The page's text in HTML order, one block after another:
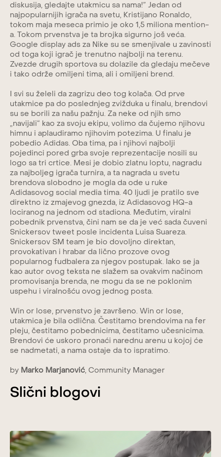
diskusija, gledajte utakmicu sa nama!” Jedan od
najpopularnijih igrača na svetu, Kristijano Ronaldo,
tokom maja meseca primio je oko 1,5 miliona mention-
a. Tokom prvenstva je ta brojka sigurno još veća.
Google display ads za Nike su se smenjivale u zavinosti
od toga koji igrač je trenutno najbolji na terenu.
Zvezde drugih sportova su dolazile da gledaju mečeve
i tako održe omiljeni tima, ali i omiljeni brend.
I svi su želeli da zagrizu deo tog kolača. Od prve
utakmice pa do poslednjeg zvižduka u finalu, brendovi
su se borili za našu pažnju. Za neke od njih smo
„navijali“ kao za svoju ekipu, volimo da čujemo njihovu
himnu i aplaudiramo njihovim potezima. U finalu je
pobedio Adidas. Oba tima, pa i njihovi najbolji
pojedinci pored grba svoje reprezentacije nosili su
logo sa tri crtice. Mesi je dobio zlatnu loptu, nagradu
za najboljeg igrača turnira, a ta nagrada u svetu
brendova slobodno je mogla da ode u ruke
Adidasovog social media tima. 40 ljudi je pratilo sve
direktno iz zmajevog gnezda, iz Adidasovog HQ-a
lociranog na jednom od stadiona. Međutim, viralni
pobednik prvenstva, čini nam se da je već sada čuveni
Snickersov tweet posle incidenta Luisa Suareza.
Snickersov SM team je bio dovoljno direktan,
provokativan i hrabar da lično prozove ovog
popularnog fudbalera za njegov postupak. Iako se ja
kao autor ovog teksta ne slažem sa ovakvim načinom
promovisanja brenda, ne mogu da se ne poklonim
uspehu i viralnošću ovog jednog posta.
Win or lose, prvenstvo je završeno. Win or lose,
utakmica je bila odlična. Čestitamo brendovima na fer
pleju, čestitamo pobednicima, čestitamo učesnicima.
Brendovi će uskoro pronaći narednu arenu u kojoj će
se nadmetati, a nama ostaje da to ispratimo.
by Marko Marjanović, Community Manager
Slični blogovi